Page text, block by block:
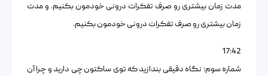
مدت زمان بیشتری رو صرف تفکرات درونی خودمون بکنیم. و مدت
زمان بیشتری رو صرف تفکرات درونی خودمون بکنیم.
17:42
شماره سوم: نگاه دقیقی بندازید که توی ساکتون چی دارید و چرا آن